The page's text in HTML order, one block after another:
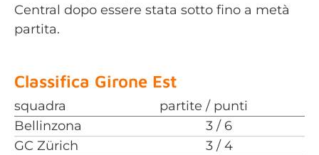
Central dopo essere stata sotto fino a metà
partita.
Classifica Girone Est
squadra
partite / punti
Bellinzona
3 / 6
GC Zürich
3 / 4